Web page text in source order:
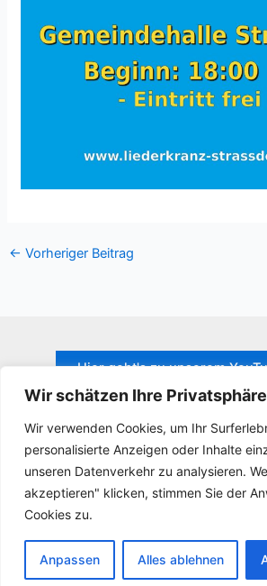
Wir schätzen Ihre Privatsphäre
Wir verwenden Cookies, um Ihr
personalisierte Anzeigen oder Inhalte
unseren Datenverkehr zu analysieren.
akzeptieren" klicken, stimmen Sie der
Cookies zu.
Anpassen Alles ablehnen
← Vorheriger Beitrag
Hier geht's zu unserem
Kontakt
Datenschutzerklärung
Copyright © 2026 Männerchor